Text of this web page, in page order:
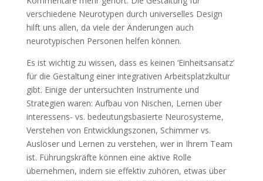
verschiedene Neurotypen durch universelles Design
hilft uns allen, da viele der Änderungen auch
neurotypischen Personen helfen können.
Es ist wichtig zu wissen, dass es keinen ‘Einheitsansatz’
für die Gestaltung einer integrativen Arbeitsplatzkultur
gibt. Einige der untersuchten Instrumente und
Strategien waren: Aufbau von Nischen, Lernen über
interessens- vs. bedeutungsbasierte Neurosysteme,
Verstehen von Entwicklungszonen, Schimmer vs.
Auslöser und Lernen zu verstehen, wer in Ihrem Team
ist. Führungskräfte können eine aktive Rolle
übernehmen, indem sie effektiv zuhören, etwas über